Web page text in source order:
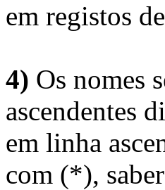
em registos
4) Os nomes
ascendentes
em linha
com (*),